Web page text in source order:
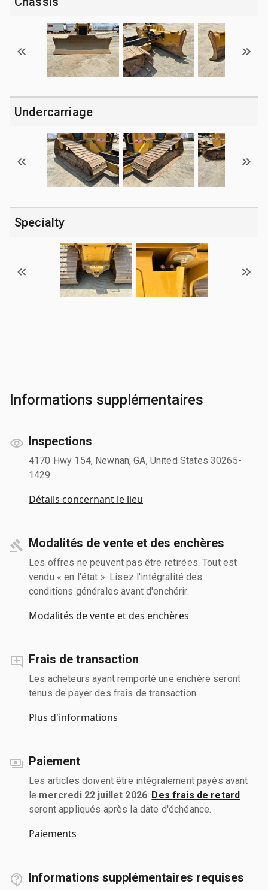
Undercarriage
Specialty
Informations supplémentaires
Inspections
4170 Hwy 154, Newnan, GA, United States 30265-
1429
Détails concernant le lieu
Modalités de vente et des enchères
Les offres ne peuvent pas être retirées. Tout est
vendu « en l'état ». Lisez l'intégralité des
conditions générales avant d'enchérir.
Modalités de vente et des enchères
Frais de transaction
Les acheteurs ayant remporté une enchère seront
tenus de payer des frais de transaction.
Plus d'informations
Paiement
Les articles doivent être intégralement payés avant
le mercredi 22 juillet 2026 Des frais de retard
seront appliqués après la date d'échéance.
Paiements
Informations supplémentaires requises